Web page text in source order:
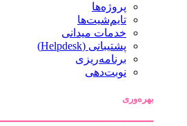
پروژه‌ها
تایم‌شیت‌ها
خدمات میدانی
پشتیبانی (Helpdesk)
برنامه‌ریزی
نوبت‌دهی
بهره‌وری